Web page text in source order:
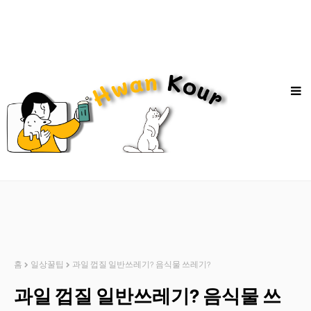
홈 일상꿀팁 과일 껍질 일반쓰레기? 음식물 쓰레기?
과일 껍질 일반쓰레기? 음식물 쓰